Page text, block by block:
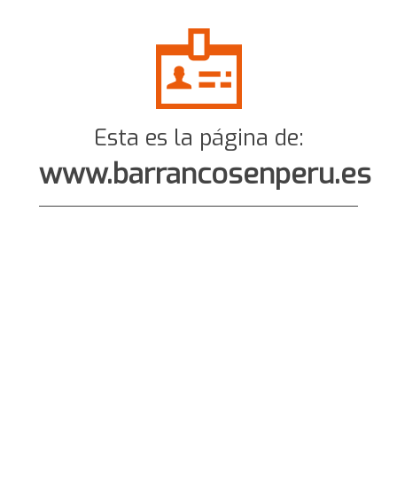
Esta es la página de:
www.barrancosenperu.es